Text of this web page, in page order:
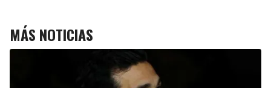
MÁS NOTICIAS